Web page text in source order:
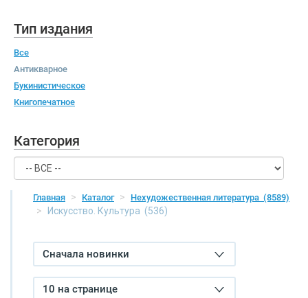
Тип издания
Все
Антикварное
Букинистическое
Книгопечатное
Категория
Главная Каталог Нехудожественная литература (8589)
Искусство. Культура (536)
Сначала новинки
10 на странице